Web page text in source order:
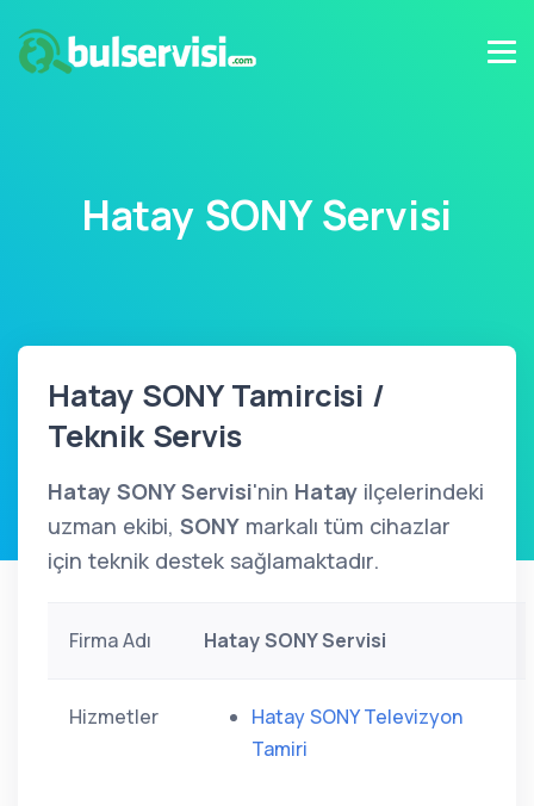
Hatay SONY Servisi
Hatay SONY Tamircisi /
Teknik Servis
Hatay SONY Servisi'nin Hatay ilçelerindeki
uzman ekibi, SONY markalı tüm cihazlar
için teknik destek sağlamaktadır.
Firma Adı Hatay SONY Servisi
Hizmetler
Hatay SONY Televizyon
Tamiri